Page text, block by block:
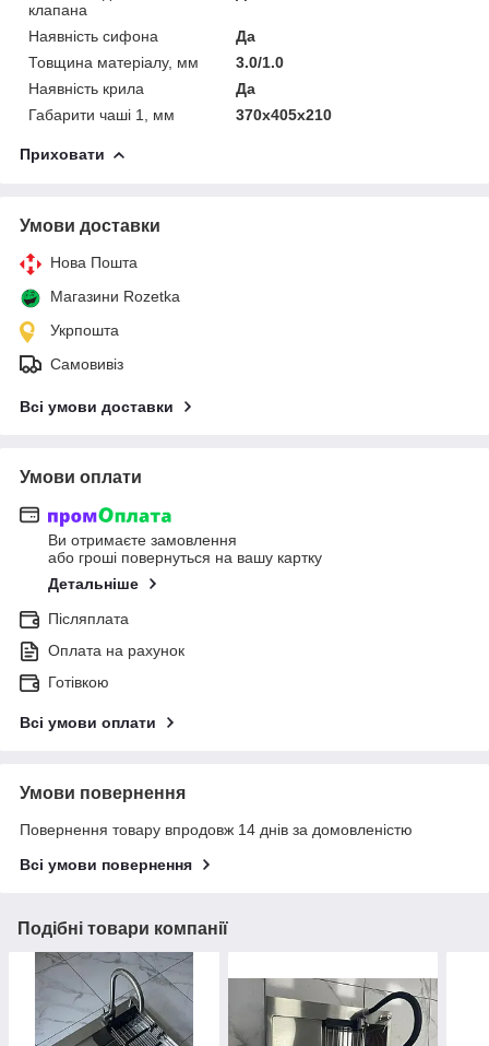
клапана
Наявність сифона
Да
Товщина матеріалу, мм
3.0/1.0
Наявність крила
Да
Габарити чаші 1, мм
370х405х210
Приховати
Умови доставки
Нова Пошта
Магазини Rozetka
Укрпошта
Самовивіз
Всі умови доставки
Умови оплати
Ви отримаєте замовлення
або гроші повернуться на вашу картку
Детальніше
Післяплата
Оплата на рахунок
Готівкою
Всі умови оплати
Умови повернення
Повернення товару впродовж 14 днів за домовленістю
Всі умови повернення
Подібні товари компанії